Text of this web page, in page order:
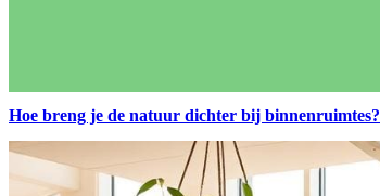
Hoe breng je de natuur dichter bij binnenruimtes?